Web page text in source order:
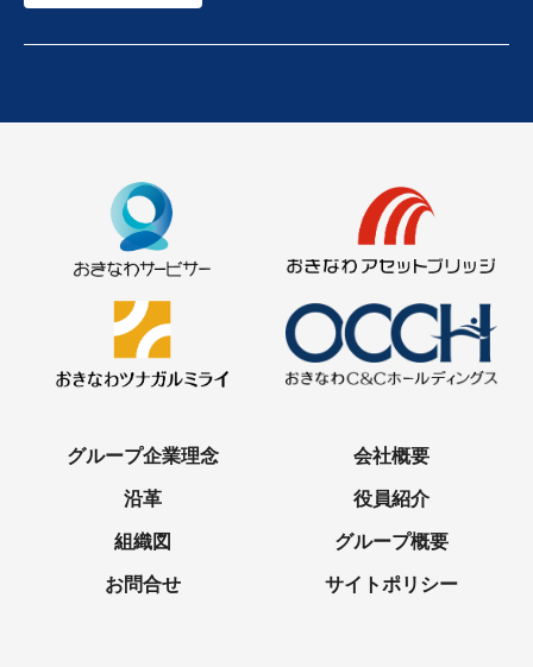
グループ企業理念 会社概要
沿⾰ 役員紹介
組織図 グループ概要
お問合せ サイトポリシー